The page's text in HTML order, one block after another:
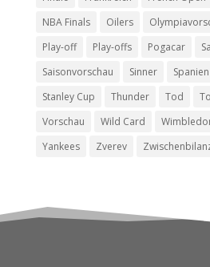
NBA Finals
Oilers
Play-off
Play-offs Pogacar
Saisonvorschau
Sinner Spanien
Stanley Cup
Thunder Tod
Vorschau
Wild Card
Yankees
Zverev